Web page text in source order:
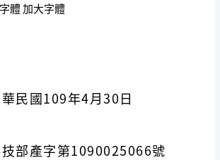
體加大字體
民國109年4月30日
部產字第1090025066號